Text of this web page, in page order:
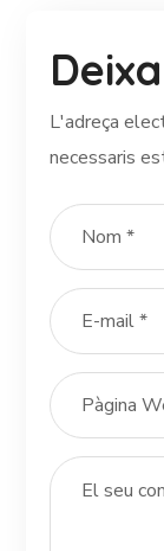
L'adreça
necessaris